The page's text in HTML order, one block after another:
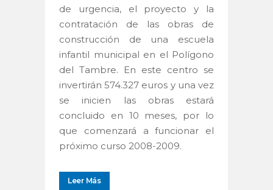
de urgencia, el proyecto y la
contratación de las obras de
construcción de una escuela
infantil municipal en el Polígono
del Tambre. En este centro se
invertirán 574.327 euros y una vez
se inicien las obras estará
concluido en 10 meses, por lo
que comenzará a funcionar el
próximo curso 2008-2009.
Leer Más